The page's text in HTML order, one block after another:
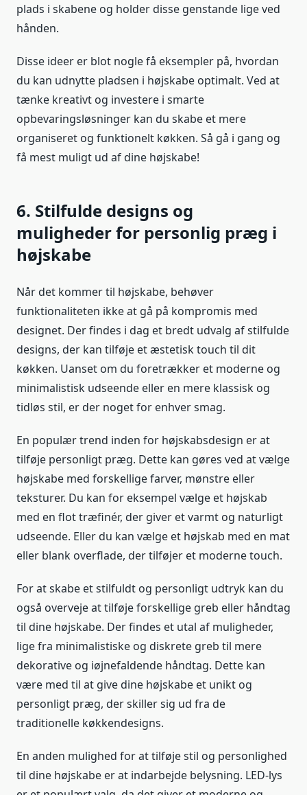
plads i skabene og holder disse genstande lige ved
hånden.
Disse ideer er blot nogle få eksempler på, hvordan
du kan udnytte pladsen i højskabe optimalt. Ved at
tænke kreativt og investere i smarte
opbevaringsløsninger kan du skabe et mere
organiseret og funktionelt køkken. Så gå i gang og
få mest muligt ud af dine højskabe!
6. Stilfulde designs og
muligheder for personlig præg i
højskabe
Når det kommer til højskabe, behøver
funktionaliteten ikke at gå på kompromis med
designet. Der findes i dag et bredt udvalg af stilfulde
designs, der kan tilføje et æstetisk touch til dit
køkken. Uanset om du foretrækker et moderne og
minimalistisk udseende eller en mere klassisk og
tidløs stil, er der noget for enhver smag.
En populær trend inden for højskabsdesign er at
tilføje personligt præg. Dette kan gøres ved at vælge
højskabe med forskellige farver, mønstre eller
teksturer. Du kan for eksempel vælge et højskab
med en flot træfinér, der giver et varmt og naturligt
udseende. Eller du kan vælge et højskab med en mat
eller blank overflade, der tilføjer et moderne touch.
For at skabe et stilfuldt og personligt udtryk kan du
også overveje at tilføje forskellige greb eller håndtag
til dine højskabe. Der findes et utal af muligheder,
lige fra minimalistiske og diskrete greb til mere
dekorative og iøjnefaldende håndtag. Dette kan
være med til at give dine højskabe et unikt og
personligt præg, der skiller sig ud fra de
traditionelle køkkendesigns.
En anden mulighed for at tilføje stil og personlighed
til dine højskabe er at indarbejde belysning. LED-lys